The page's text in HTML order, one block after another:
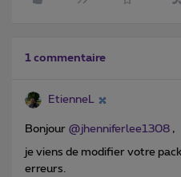
1 commentaire
EtienneL
Bonjour @jhenniferlee1308 ,
je viens de modifier votre
erreurs.